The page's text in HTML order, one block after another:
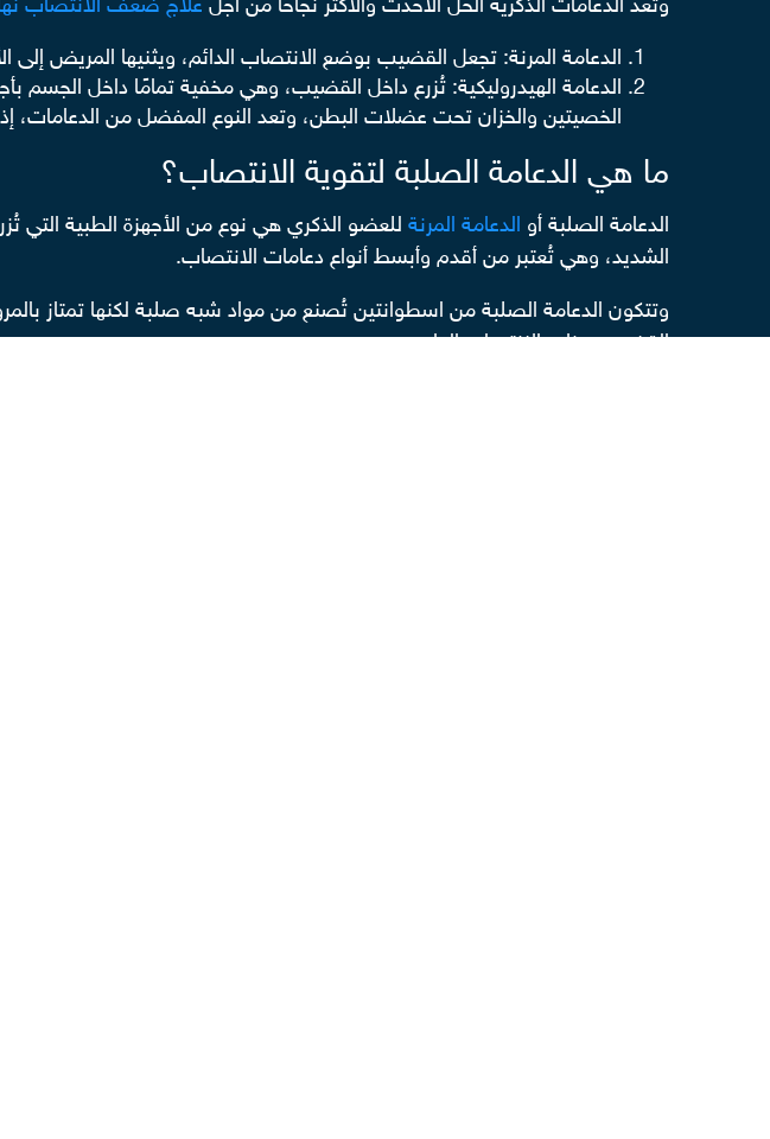
وتعد الدعامات الذكرية الحل الأحدث والأكثر نجاحًا من أجل علاج ضعف الانتصاب
الدعامة المرنة: تجعل القضيب بوضع الانتصاب الدائم، ويثنيها المريض إلى
الدعامة الهيدروليكية: تُزرع داخل القضيب، وهي مخفية تمامًا داخل
الخصيتين والخزان تحت عضلات البطن، وتعد النوع المفضل من الدعامات،
ما هي الدعامة الصلبة لتقوية الانتصاب؟
الدعامة الصلبة أو الدعامة المرنةللعضو الذكري هي نوع من الأجهزة الطبية
الشديد، وهي تُعتبر من أقدم وأبسط أنواع دعامات الانتصاب.
وتتكون الدعامة الصلبة من اسطوانتين تُصنع من مواد شبه صلبة لكنها تمتاز
القضيب مظهر الانتصاب الطبيعي.